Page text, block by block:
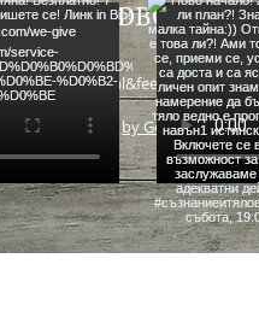
heal&feel good food
by GetBetter
MINDBODYONE